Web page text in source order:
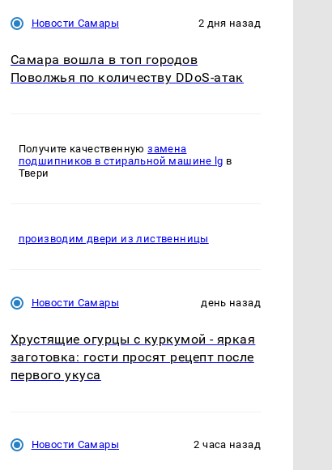
Новости Самары 2 дня назад
Самара вошла в топ городов
Поволжья по количеству DDoS-атак
Получите качественнуюзамена
подшипников в стиральной машине lg в
Твери
производим двери из лиственницы
Новости Самары день назад
Хрустящие огурцы с куркумой - яркая
заготовка: гости просят рецепт после
первого укуса
Новости Самары 2 часа назад